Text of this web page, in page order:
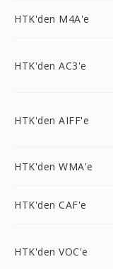
HTK'den M4A'e
HTK'den AC3'e
HTK'den AIFF'e
HTK'den WMA'e
HTK'den CAF'e
HTK'den VOC'e